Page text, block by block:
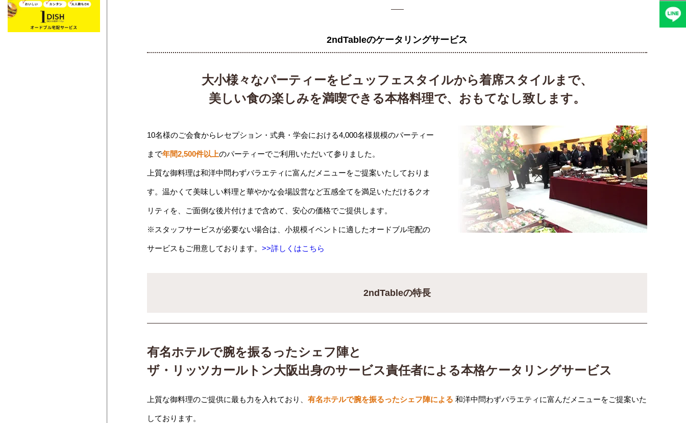
2ndTableのケータリングサービス
大小様々なパーティーをビュッフェスタイルから着席スタイルまで、
美しい食の楽しみを満喫できる本格料理で、おもてなし致します。
10名様のご会食からレセプション・式典・学会における4,000名様規模のパーティー
まで年間2,500件以上のパーティーでご利用いただいて参りました。
上質な御料理は和洋中問わずバラエティに富んだメニューをご提案いたしておりま
す。温かくて美味しい料理と華やかな会場設営など五感全てを満足いただけるクオ
リティを、ご面倒な後片付けまで含めて、安心の価格でご提供します。
※スタッフサービスが必要ない場合は、小規模イベントに適したオードブル宅配の
サービスもご用意しております。 >>詳しくはこちら
2ndTableの特長
有名ホテルで腕を振るったシェフ陣と
ザ・リッツカールトン大阪出身のサービス責任者による本格ケータリングサービス
上質な御料理のご提供に最も力を入れており、 有名ホテルで腕を振るったシェフ陣による 和洋中問わずバラエティに富んだメニューをご提案いた
しております。